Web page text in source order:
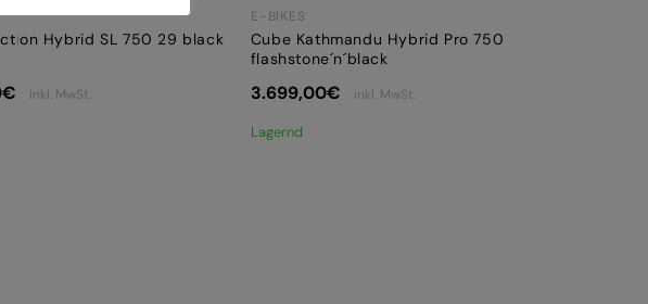
Hybrid SL 750 29 black
€ inkl. MwSt.
E-BIKES
Cube Kathmandu Hybrid Pro 750
flashstone´n´black
3.699,00€ inkl. MwSt.
Lagernd